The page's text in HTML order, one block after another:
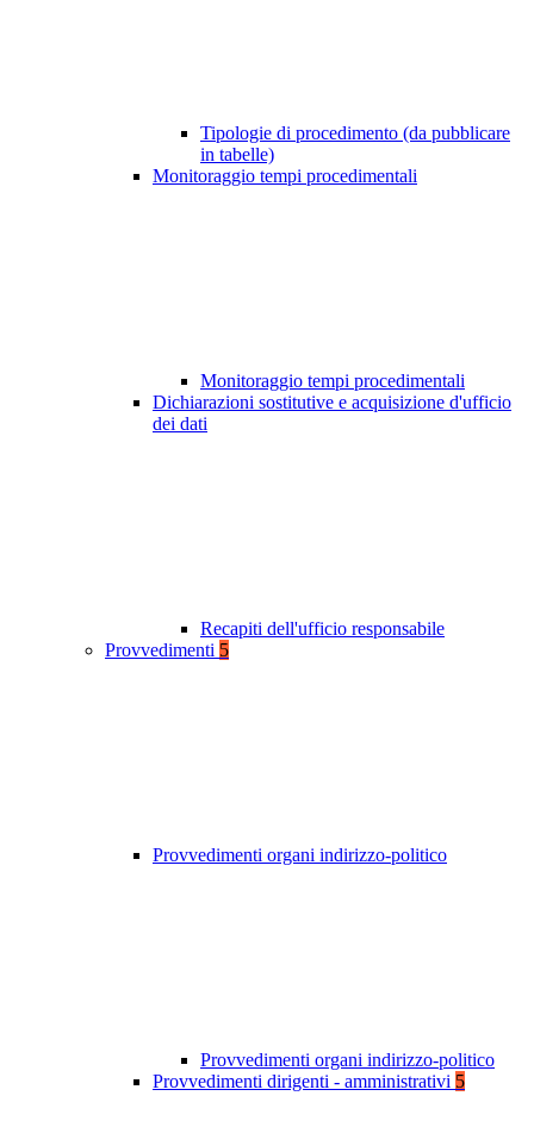
Tipologie di procedimento (da pubblicare
in tabelle)
Monitoraggio tempi procedimentali
Monitoraggio tempi procedimentali
Dichiarazioni sostitutive e acquisizione d'ufficio
dei dati
Recapiti dell'ufficio responsabile
Provvedimenti 5
Provvedimenti organi indirizzo-politico
Provvedimenti organi indirizzo-politico
Provvedimenti dirigenti - amministrativi 5